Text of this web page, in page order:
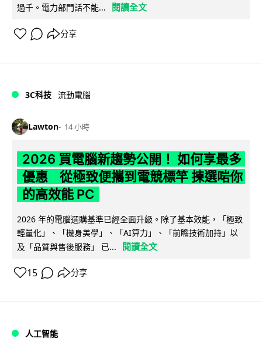
過千。電力部門話不能...
閱讀全文
分享
3C科技 流動電腦
Lawton 14 小時
2026 買電腦新趨勢公開！ 如何享最多
優惠 從極致便攜到電競標竿 揀選啱你
的高效能 PC
2026 年的電腦選購基準已經全面升級。除了基本效能，「極致
輕量化」、「機身美學」、「AI算力」、「前瞻技術加持」以
及「品質與售後服務」 已...
閱讀全文
15 分享
人工智能